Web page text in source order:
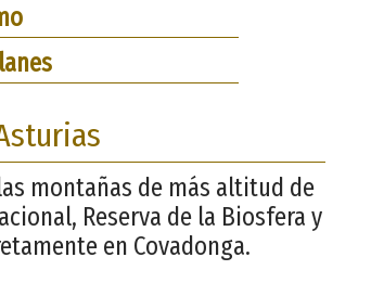
montañas de más altitud de
Reserva de la Biosfera y
en Covadonga.